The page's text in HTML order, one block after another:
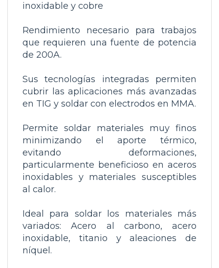
inoxidable y cobre
Rendimiento necesario para trabajos
que requieren una fuente de potencia
de 200A.
Sus tecnologías integradas permiten
cubrir las aplicaciones más avanzadas
en TIG y soldar con electrodos en MMA.
Permite soldar materiales muy finos
minimizando el aporte térmico,
evitando deformaciones,
particularmente beneficioso en aceros
inoxidables y materiales susceptibles
al calor.
Ideal para soldar los materiales más
variados: Acero al carbono, acero
inoxidable, titanio y aleaciones de
níquel.